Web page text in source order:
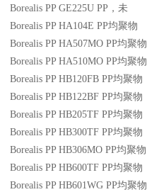
Borealis PP GE225U PP ，未
Borealis PP HA104E PP均聚物
Borealis PP HA507MO PP均聚物
Borealis PP HA510MO PP均聚物
Borealis PP HB120FB PP均聚物
Borealis PP HB122BF PP均聚物
Borealis PP HB205TF PP均聚物
Borealis PP HB300TF PP均聚物
Borealis PP HB306MO PP均聚物
Borealis PP HB600TF PP均聚物
Borealis PP HB601WG PP均聚物